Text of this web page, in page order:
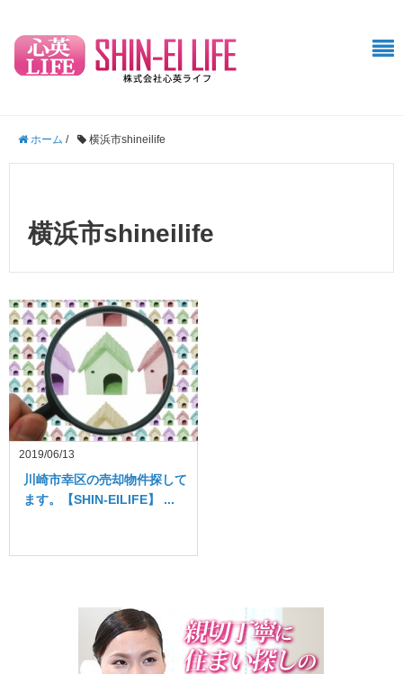
ホーム / 横浜市shineilife
横浜市shineilife
2019/06/13
川崎市幸区の売却物件探して
ます。【SHIN-EILIFE】 ...